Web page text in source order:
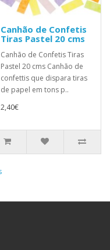
Canhão de Confetis
Tiras Pastel 20 cms
Canhão de Confetis Tiras
Pastel 20 cms Canhão de
confettis que dispara tiras
de papel em tons p..
2,40€